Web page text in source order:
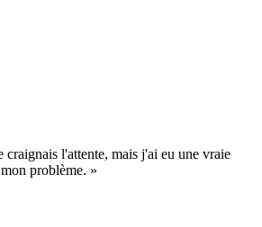
craignais l'attente, mais j'ai eu une vraie
problème. »